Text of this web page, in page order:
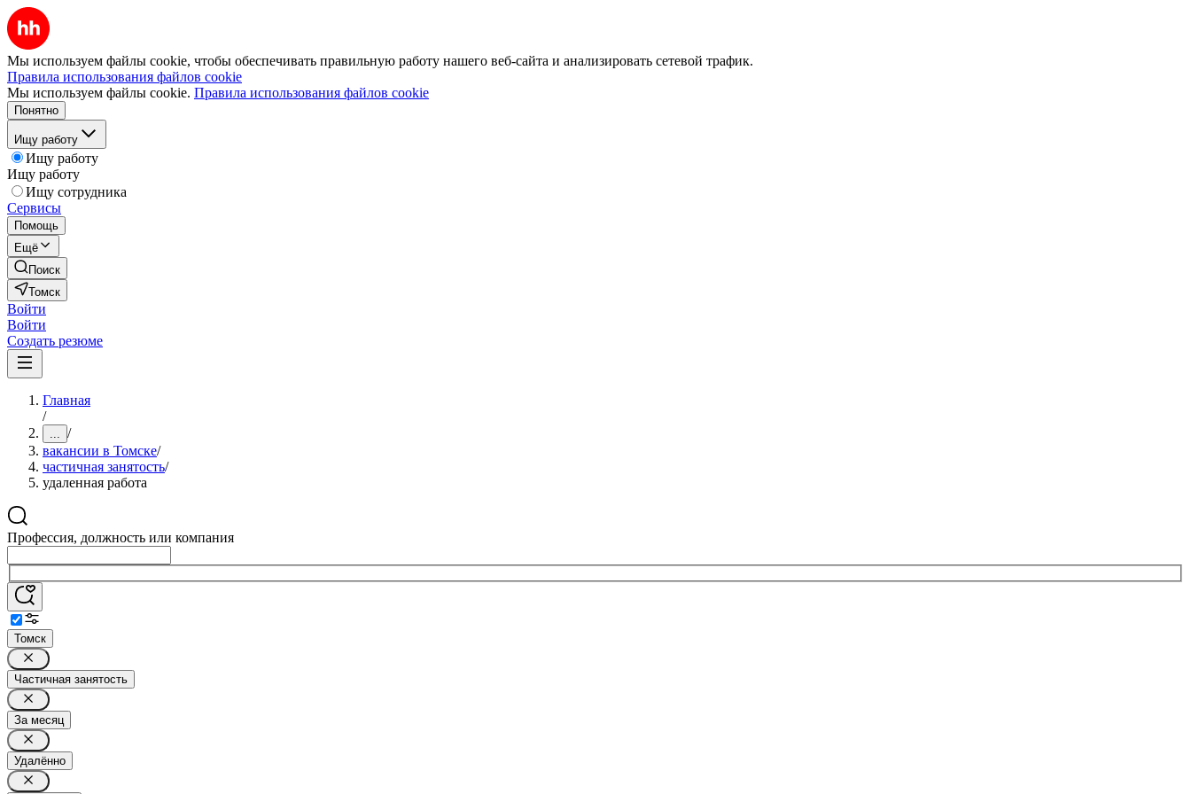
Мы используем файлы cookie, чтобы обеспечивать правильную работу нашего веб-сайта и анализировать сетевой трафик.
Правила использования файлов cookie
Мы используем файлы cookie. Правила использования файлов cookie
Понятно
Ищу работу
Ищу работу
Ищу работу
Ищу сотрудника
Сервисы
Помощь
Ещё
Поиск
Томск
Войти
Войти
Создать резюме
Главная
/
... /
вакансии в Томске/
частичная занятость/
удаленная работа
Профессия, должность или компания
Томск
Частичная занятость
За месяц
Удалённо